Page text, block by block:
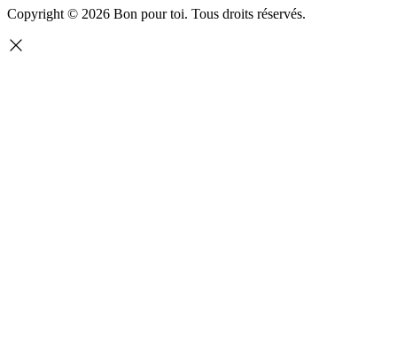
Copyright © 2026 Bon pour toi. Tous droits réservés.